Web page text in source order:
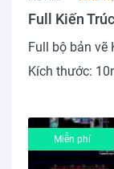
Full Kiến
Full bộ bản vẽ
Kích thước:
Miễn phí